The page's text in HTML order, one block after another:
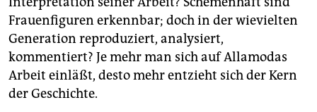
Frauenfiguren erkennbar; doch in der wievielten
Generation reproduziert, analysiert,
kommentiert? Je mehr man sich auf Allamodas
Arbeit einläßt, desto mehr entzieht sich der Kern
der Geschichte.